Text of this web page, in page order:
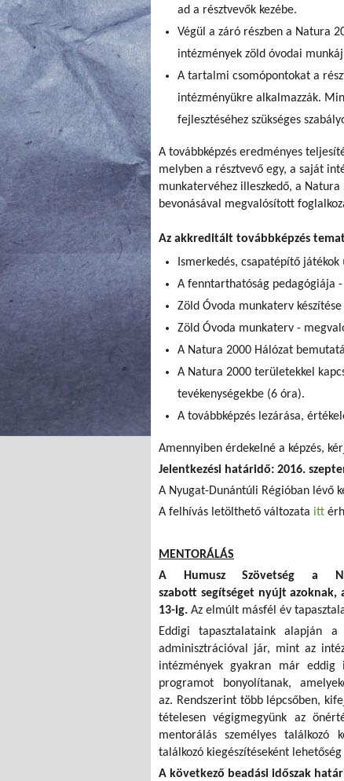
ad a résztvevők kezébe.
Végül a záró részben a Natura
intézmények zöld óvodai
A tartalmi csomópontokat a
intézményükre alkalmazzák.
fejlesztéséhez szükséges
A továbbképzés eredményes
melyben a résztvevő egy, a saját
munkatervéhez illeszkedő, a
bevonásával megvalósított
Az akkreditált továbbképzés
Ismerkedés, csapatépítő játékok
A fenntarthatóság pedagógiája
Zöld Óvoda munkaterv
Zöld Óvoda munkaterv -
A Natura 2000 Hálózat
A Natura 2000 területekkel
tevékenységekbe (6 óra).
A továbbképzés lezárása,
Amennyiben érdekelné a képzés,
Jelentkezési határidő: 2016.
A Nyugat-Dunántúli Régióban lévő
A felhívás letölthető változata itt
MENTORÁLÁS
A Humusz Szövetséga
szabott segítséget nyújt azoknak,
13-ig. Az elmúlt másfél év
Eddigi tapasztalataink alapján a
adminisztrációval jár, mint az
intézmények gyakran már eddig
programot bonyolítanak,
az. Rendszerint több lépcsőben,
tételesen végigmegyünk az
mentorálás személyes találkozó
találkozó kiegészítéseként
A következő beadási időszak